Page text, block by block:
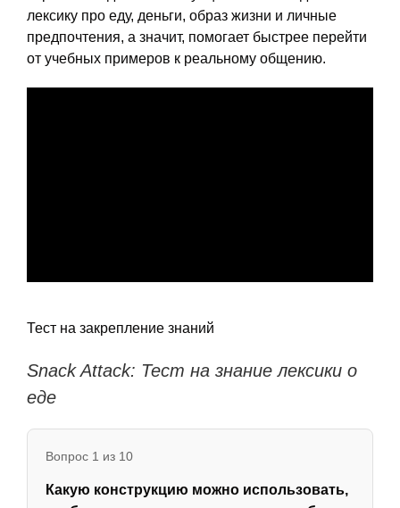
лексику про еду, деньги, образ жизни и личные
предпочтения, а значит, помогает быстрее перейти
от учебных примеров к реальному общению.
Тест на закрепление знаний
Snack Attack: Тест на знание лексики о
еде
Вопрос 1 из 10
Какую конструкцию можно использовать,